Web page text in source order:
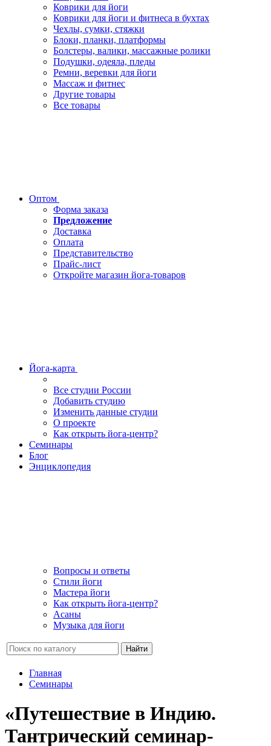
Коврики для йоги
Коврики для йоги и фитнеса в бухтах
Чехлы, сумки, стяжки
Блоки, планки, платформы
Болстеры, валики, массажные ролики
Подушки, одеяла, пледы
Ремни, веревки для йоги
Массаж и фитнес
Другие товары
Все товары
Оптом
Форма заказа
Предложение
Доставка
Оплата
Представительство
Прайс-лист
Откройте магазин йога-товаров
Йога-карта
Все студии России
Добавить студию
Изменить данные студии
О проекте
Как открыть йога-центр?
Семинары
Блог
Энциклопедия
Вопросы и ответы
Стили йоги
Мастера йоги
Как открыть йога-центр?
Асаны
Музыка для йоги
Найти
Главная
Семинары
«Путешествие в Индию.
Тантрический семинар-